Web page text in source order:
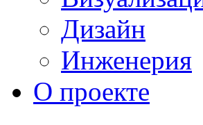
Дизайн
Инженерия
О проекте